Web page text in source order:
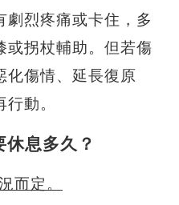
劇烈疼痛或卡住，多
或拐杖輔助。但若傷
化傷情、延長復原
動。
休息多久？
而定。